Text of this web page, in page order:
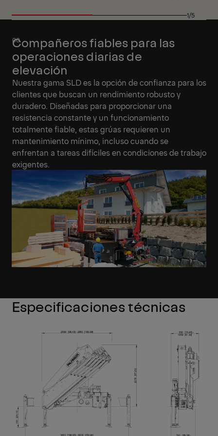
1/5
Compañeros fiables para las
operaciones diarias de
elevación
Nuestra gama SLD es la opción de confianza para los
clientes que buscan un rendimiento robusto y
duradero. Diseñadas para proporcionar una
resistencia constante y un funcionamiento
totalmente fiable, estas grúas requieren un
mantenimiento mínimo, incluso cuando se
enfrentan a tareas difíciles en condiciones de trabajo
exigentes.
Especificaciones técnicas